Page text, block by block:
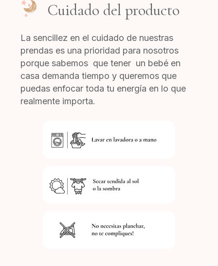
Cuidado del producto
La sencillez en el cuidado de nuestras
prendas es una prioridad para nosotros
porque sabemos que tener un bebé en
casa demanda tiempo y queremos que
puedas enfocar toda tu energía en lo que
realmente importa.